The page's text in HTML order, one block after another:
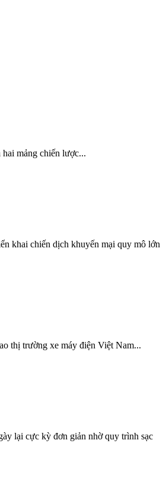
mảng chiến lược...
khai chiến dịch khuyến mại quy mô lớn
thị trường xe máy điện Việt Nam...
lại cực kỳ đơn giản nhờ quy trình sạc